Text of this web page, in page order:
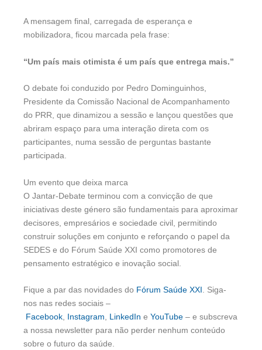
A mensagem final, carregada de esperança e
mobilizadora, ficou marcada pela frase:
“Um país mais otimista é um país que entrega mais.”
O debate foi conduzido por Pedro Dominguinhos,
Presidente da Comissão Nacional de Acompanhamento
do PRR, que dinamizou a sessão e lançou questões que
abriram espaço para uma interação direta com os
participantes, numa sessão de perguntas bastante
participada.
Um evento que deixa marca
O Jantar-Debate terminou com a convicção de que
iniciativas deste género são fundamentais para aproximar
decisores, empresários e sociedade civil, permitindo
construir soluções em conjunto e reforçando o papel da
SEDES e do Fórum Saúde XXI como promotores de
pensamento estratégico e inovação social.
Fique a par das novidades do Fórum Saúde XXI . Siga-
nos nas redes sociais –
Facebook, Instagram LinkedIn e YouTube– e subscreva
a nossa newsletter para não perder nenhum conteúdo
sobre o futuro da saúde.